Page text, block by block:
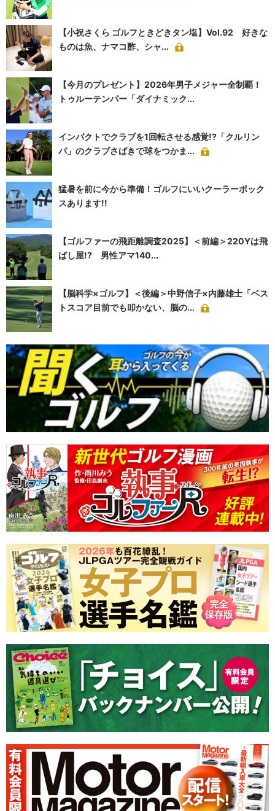
【小祝さくら ゴルフときどきタン塩】Vol.92 好きな
ものは魚、ナマコ酢、シャ...
【今月のプレゼント】2026年男子メジャー全制覇！
トゥルーテンパー「ダイナミック...
インパクトでクラブを1回転させる感覚!?「クルリン
パ」のクラブさばきで球をつかま...
猛暑を前に今から準備！ゴルフにいいクーラーボック
スあります!!
【ゴルファーの飛距離調査2025】＜前編＞220Yは飛
ばし屋!? 男性アマ140...
【脳科学×ゴルフ】＜後編＞中野信子×内藤雄士「ベス
トスコア目前でも叩かない、脳の...